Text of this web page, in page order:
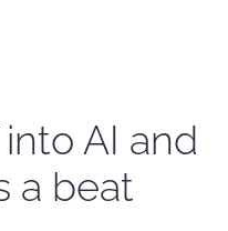
AI and
a beat